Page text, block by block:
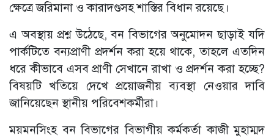
ক্ষেত্রে জরিমানা ও কারাদণ্ডসহ শাস্তির বিধান রয়েছে।
এ অবস্থায় প্রশ্ন উঠেছে, বন বিভাগের অনুমোদন ছাড়াই যদি
পার্কটিতে বন্যপ্রাণী প্রদর্শন করা হয়ে থাকে, তাহলে এতদিন
ধরে কীভাবে এসব প্রাণী সেখানে রাখা ও প্রদর্শন করা হচ্ছে?
বিষয়টি খতিয়ে দেখে প্রয়োজনীয় ব্যবস্থা নেওয়ার দাবি
জানিয়েছেন স্থানীয় পরিবেশকর্মীরা।
ময়মনসিংহ বন বিভাগের বিভাগীয় কর্মকর্তা কাজী মুহাম্মদ